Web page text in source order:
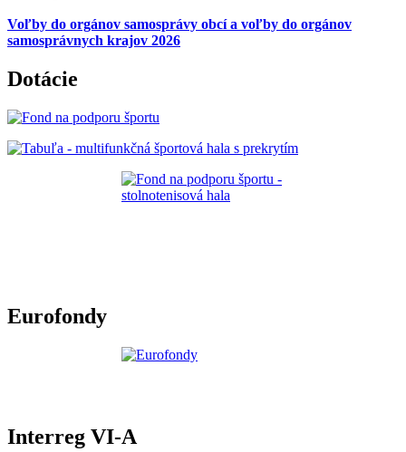
Voľby do orgánov samosprávy obcí a voľby do orgánov
samosprávnych krajov 2026
Dotácie
Eurofondy
Interreg VI-A